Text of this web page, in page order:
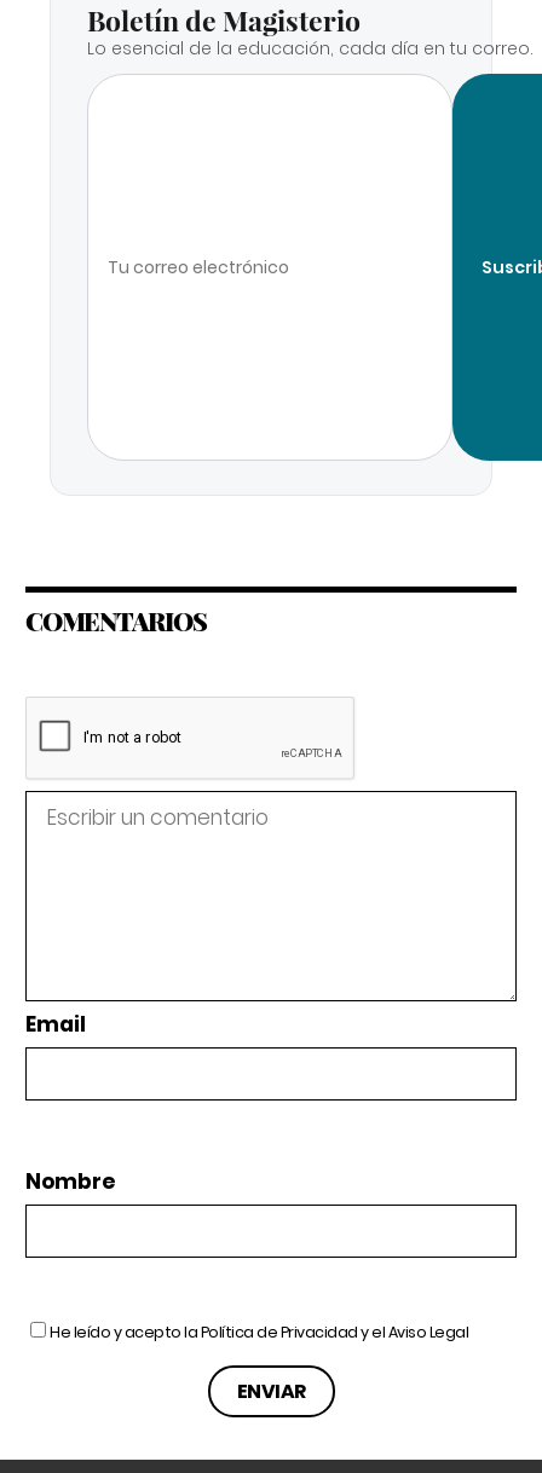
Boletín de Magisterio
Lo esencial de la educación, cada día en tu correo.
COMENTARIOS
Email
Nombre
He leído y acepto laPolítica de Privacidady elAviso Legal